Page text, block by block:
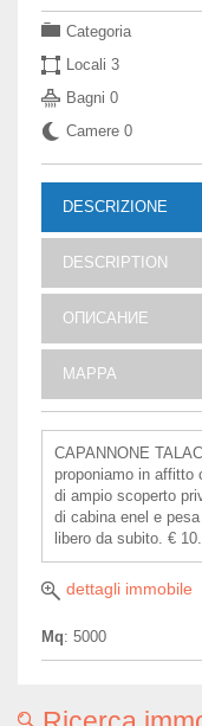
Categoria
Locali 3
Bagni 0
Camere 0
DESCRIZIONE
DESCRIPTION
ОПИСАНИЕ
MAPPA
CAPANNONE
proponiamo in affitto
di ampio scoperto
di cabina enel e
libero da subito. €
dettagli immobile
Mq: 5000